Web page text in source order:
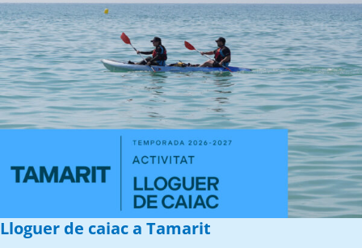
Lloguer de caiac a Tamarit